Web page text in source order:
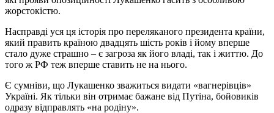
жорстокістю.
Насправді уся ця історія про переляканого президента країни,
який править країною двадцять шість років і йому вперше
стало дуже страшно – є загроза як його владі, так і життю. До
того ж РФ теж вперше ставить не на нього.
Є сумніви, що Лукашенко зважиться видати «вагнерівців»
Україні. Як тільки він отримає бажане від Путіна, бойовиків
одразу відправлять «на родіну».